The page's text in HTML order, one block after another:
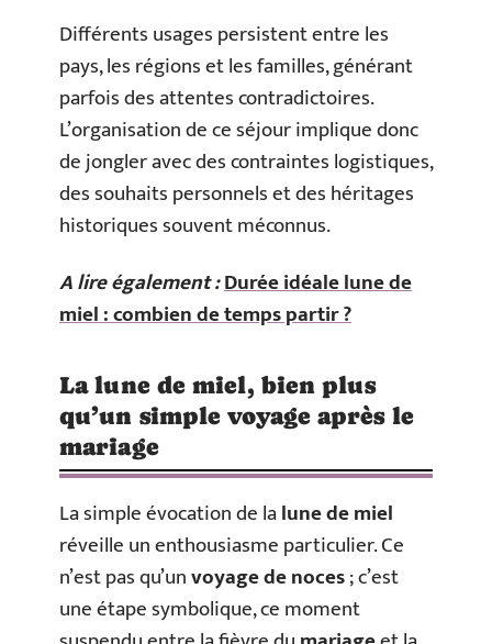
Différents usages persistent entre les
pays, les régions et les familles, générant
parfois des attentes contradictoires.
L’organisation de ce séjour implique donc
de jongler avec des contraintes logistiques,
des souhaits personnels et des héritages
historiques souvent méconnus.
A lire également :Durée idéale lune de
miel : combien de temps partir ?
La lune de miel, bien plus
qu’un simple voyage après le
mariage
La simple évocation de lalune de miel
réveille un enthousiasme particulier. Ce
n’est pas qu’unvoyage de noces; c’est
une étape symbolique, ce moment